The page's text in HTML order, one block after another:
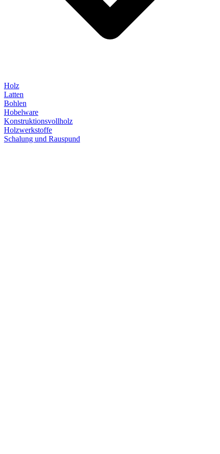
Holz
Latten
Bohlen
Hobelware
Konstruktionsvollholz
Holzwerkstoffe
Schalung und Rauspund